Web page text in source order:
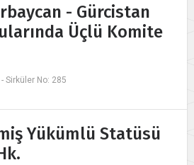
- Gürcistan
Üçlü Komite
Sirküler No: 285
Yükümlü Statüsü